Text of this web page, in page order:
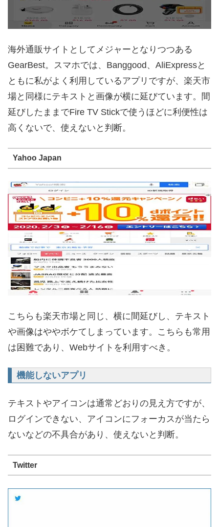
海外通販サイトとしてメジャーとなりつつある
GearBest。スマホでは、Banggood、AliExpressと
ともに私がよく利用しているアプリですが、楽天市
場と同様にテキストと画像が横に延びています。間
延びしたままでFire TV Stickで使うほどに利便性は
高くないで、使えないと判断。
Yahoo Japan
こちらも楽天市場と同じ、横に間延びし、テキスト
や画像はややボケてしまっています。こちらも常用
は困難であり、Webサイトを利用すべき。
機能しないアプリ
テキストやアイコンは通常どおりの見え方ですが、
ログインできない、アイコンにフォーカスが当たら
ないなどの不具合があり、使えないと判断。
Twitter